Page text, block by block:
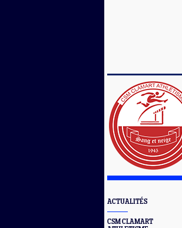
ACTUALITÉS
CSM CLAMART